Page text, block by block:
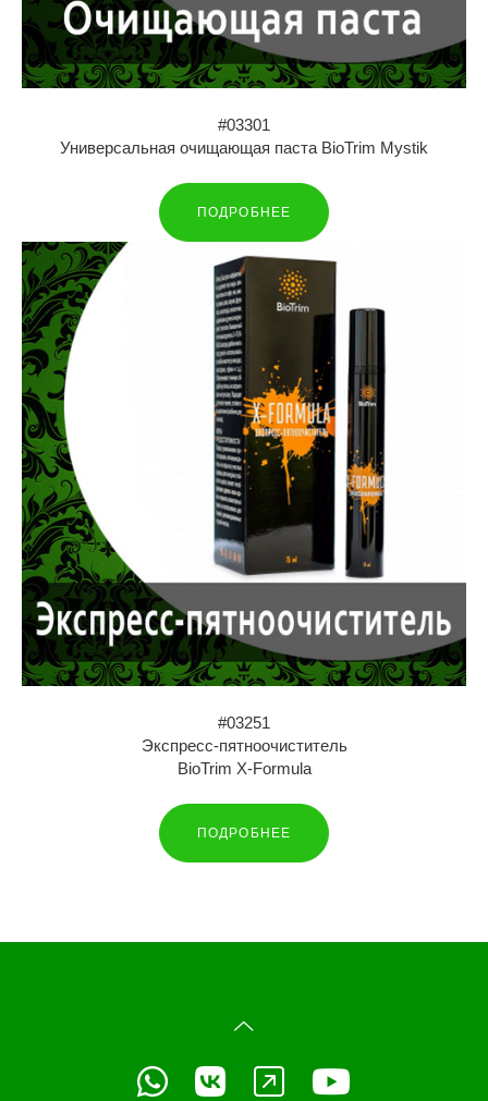
#03301
Универсальная очищающая паста BioTrim Mystik
ПОДРОБНЕЕ
#03251
Экспресс-пятноочиститель
BioTrim X-Formula
ПОДРОБНЕЕ